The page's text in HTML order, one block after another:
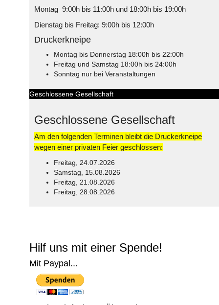
Montag 9:00h bis 11:00h und 18:00h bis 19:00h
Dienstag bis Freitag: 9:00h bis 12:00h
Druckerkneipe
Montag bis Donnerstag 18:00h bis 22:00h
Freitag und Samstag 18:00h bis 24:00h
Sonntag nur bei Veranstaltungen
Geschlossene Gesellschaft
Geschlossene Gesellschaft
Am den folgenden Terminen bleibt die Druckerkneipe
wegen einer privaten Feier geschlossen:
Freitag, 24.07.2026
Samstag, 15.08.2026
Freitag, 21.08.2026
Freitag, 28.08.2026
Hilf uns mit einer Spende!
Mit Paypal...